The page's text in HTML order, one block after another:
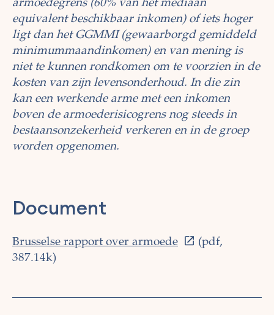
armoedegrens (60% van het mediaan
equivalent beschikbaar inkomen) of iets hoger
ligt dan het GGMMI (gewaarborgd gemiddeld
minimummaandinkomen) en van mening is
niet te kunnen rondkomen om te voorzien in de
kosten van zijn levensonderhoud. In die zin
kan een werkende arme met een inkomen
boven de armoederisicogrens nog steeds in
bestaansonzekerheid verkeren en in de groep
worden opgenomen.
Document
Brusselse rapport over armoede
(pdf,
387.14k)